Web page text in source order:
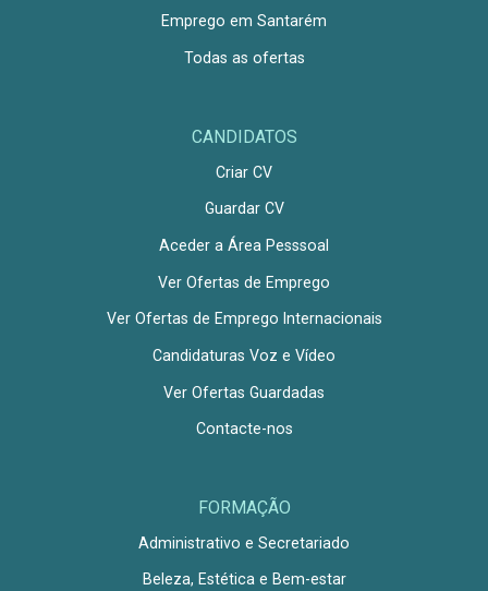
Emprego em Santarém
Todas as ofertas
CANDIDATOS
Criar CV
Guardar CV
Aceder a Área Pesssoal
Ver Ofertas de Emprego
Ver Ofertas de Emprego Internacionais
Candidaturas Voz e Vídeo
Ver Ofertas Guardadas
Contacte-nos
FORMAÇÃO
Administrativo e Secretariado
Beleza, Estética e Bem-estar